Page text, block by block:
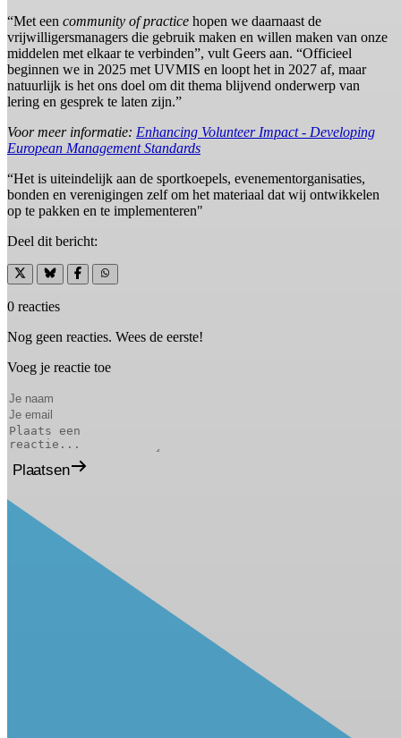
“Met een community of practice hopen we daarnaast de
vrijwilligersmanagers die gebruik maken en willen maken van onze
middelen met elkaar te verbinden”, vult Geers aan. “Officieel
beginnen we in 2025 met UVMIS en loopt het in 2027 af, maar
natuurlijk is het ons doel om dit thema blijvend onderwerp van
lering en gesprek te laten zijn.”
Voor meer informatie: Enhancing Volunteer Impact - Developing
European Management Standards
“Het is uiteindelijk aan de sportkoepels, evenementorganisaties,
bonden en verenigingen zelf om het materiaal dat wij ontwikkelen
op te pakken en te implementeren"
Deel dit bericht:
0 reacties
Nog geen reacties. Wees de eerste!
Voeg je reactie toe
Plaatsen